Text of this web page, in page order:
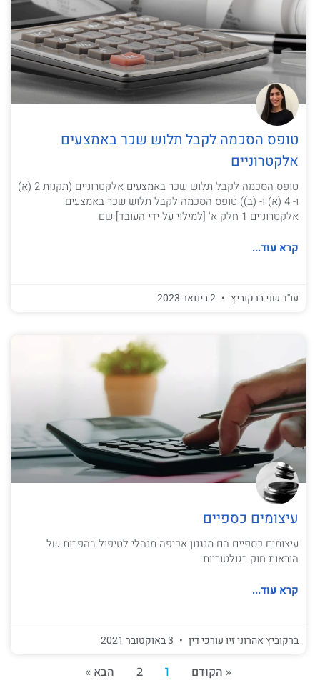
טופס הסכמה לקבל תלוש שכר באמצעים
אלקטרוניים
טופס הסכמה לקבל תלוש שכר באמצעים אלקטרוניים (תקנות 2 (א)
ו- 4 (א) ו- (ב)) טופס הסכמה לקבל תלוש שכר באמצעים
אלקטרוניים 1 חלק א' [למילוי על ידי העובד] שם
קרא עוד...
עו''ד שני ברקוביץ
עיצומים כספיים
עיצומים כספיים הם מנגנון אכיפה מנהלי לטיפול בהפרות של
הוראות חוק רגולטוריות.
קרא עוד...
ברקוביץ אהרוני זיו עורכי דין
« הקודם 1
2 הבא »